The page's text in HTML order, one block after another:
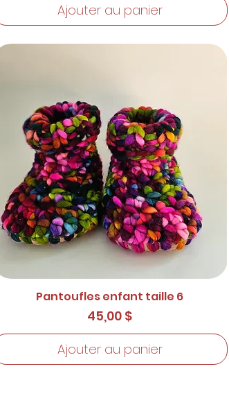
Ajouter au panier
Pantoufles enfant taille 6
Prix
45,00 $
Ajouter au panier